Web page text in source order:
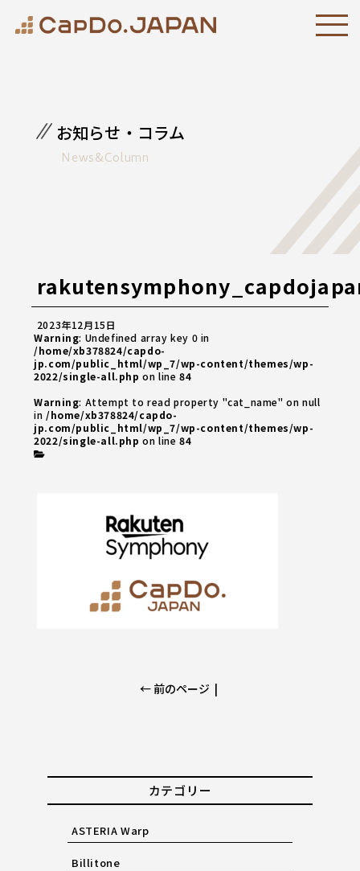
お知らせ・コラム
News&Column
2023年12月15日
Warning: Undefined array key 0 in
/home/xb378824/capdo-
jp.com/public_html/wp_7/wp-content/themes/wp-
2022/single-all.php on line84
Warning: Attempt to read property "cat_name" on null
in/home/xb378824/capdo-
jp.com/public_html/wp_7/wp-content/themes/wp-
2022/single-all.php on line84
← 前のページ |
カテゴリー
ASTERIA Warp
Billitone